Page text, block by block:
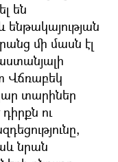
են
մի մասն էլ
Վճռաբեկ
տարիներ
ու
նրան